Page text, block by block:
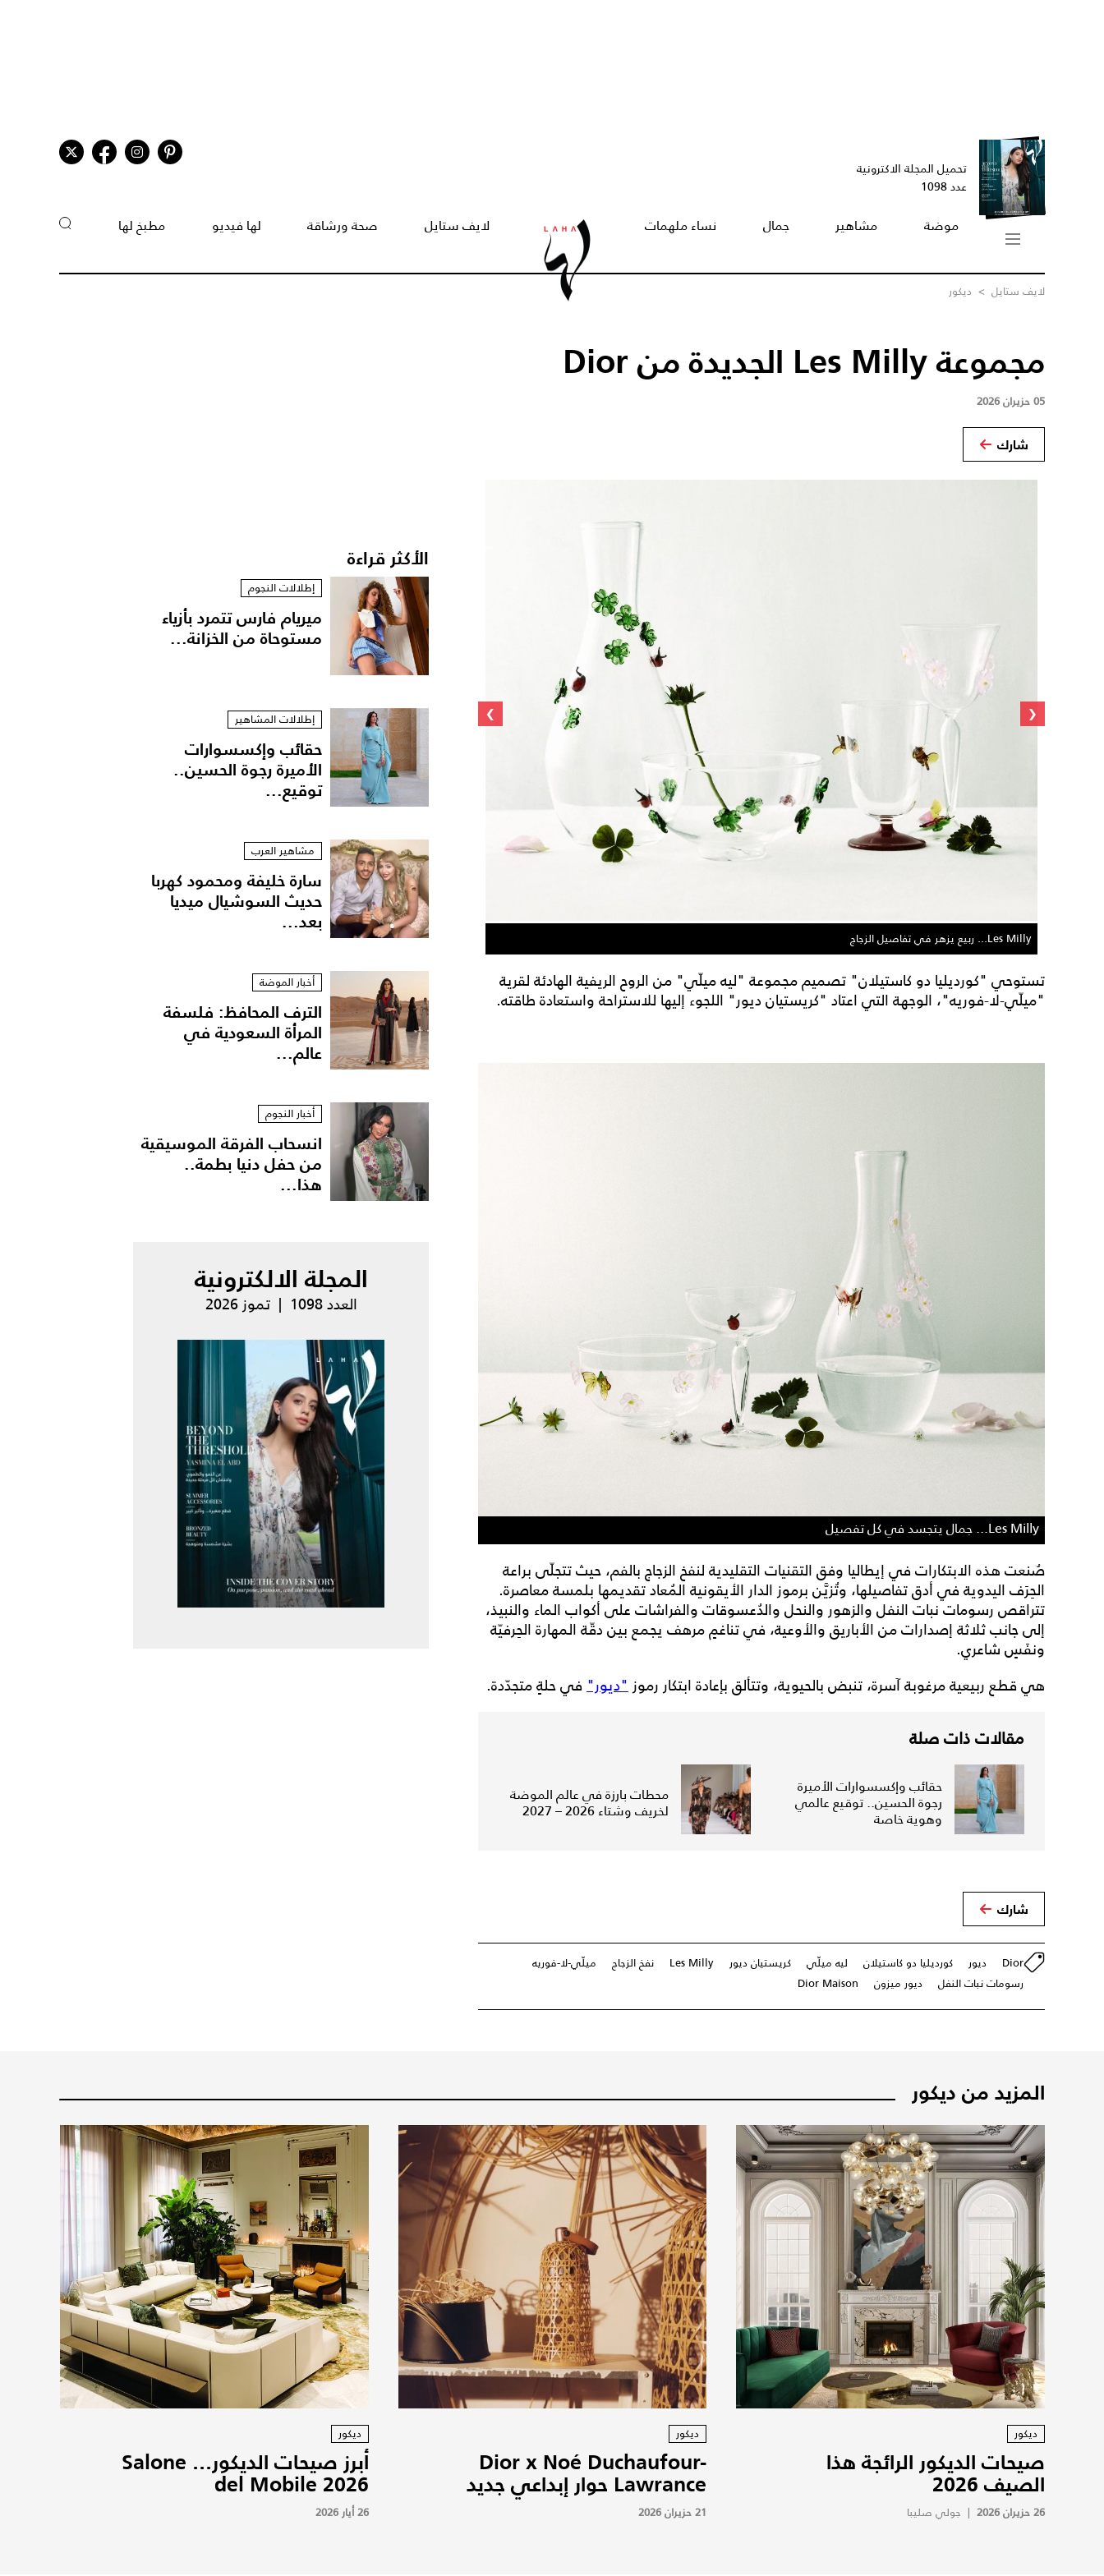
تحميل المجلة الاكترونية
عدد 1098
موضة مشاهير جمال نساء ملهمات لايف ستايل صحة ورشاقة لها فيديو مطبخ لها
لايف ستايل > ديكور
مجموعة Les Milly الجديدة من Dior
05 حزيران 2026
شارك
Les Milly... ربيع يزهر في تفاصيل الزجاج براعة الحِرَف اليدوية في أدق تفاصيلها من Dior Maison
‹
›
تستوحي "كورديليا دو كاستيلان" تصميم مجموعة "ليه ميلّي" من الروح الريفية الهادئة لقرية
"ميلّي-لا-فوريه"، الوجهة التي اعتاد "كريستيان ديور" اللجوء إليها للاستراحة واستعادة طاقته.
Les Milly... جمال يتجسد في كل تفصيل
صُنعت هذه الابتكارات في إيطاليا وفق التقنيات التقليدية لنفخ الزجاج بالفم، حيث تتجلّى براعة
الحِرَف اليدوية في أدق تفاصيلها، وتُزيَّن برموز الدار الأيقونية المُعاد تقديمها بلمسة معاصرة.
تتراقص رسومات نبات النفل والزهور والنحل والدُعسوقات والفراشات على أكواب الماء والنبيذ،
إلى جانب ثلاثة إصدارات من الأباريق والأوعية، في تناغمٍ مرهف يجمع بين دقّة المهارة الحِرفيّة
ونفَسٍ شاعري.
هي قطع ربيعية مرغوبة آسرة، تنبض بالحيوية، وتتألق بإعادة ابتكار رموز "ديور" في حلةٍ متجدّدة.
مقالات ذات صلة
حقائب وإكسسوارات الأميرة
رجوة الحسين.. توقيع عالمي
وهوية خاصة
محطات بارزة في عالم الموضة
لخريف وشتاء 2026 – 2027
شارك
Dior ديور كورديليا دو كاستيلان ليه ميلّي كريستيان ديور Les Milly نفخ الزجاج
ميلّي-لا-فوريه
رسومات نبات النفل
ديور ميزون Dior Maison
الأكثر قراءة
إطلالات النجوم
ميريام فارس تتمرد بأزياء
مستوحاة من الخزانة...
إطلالات المشاهير
حقائب وإكسسوارات
الأميرة رجوة الحسين..
توقيع...
مشاهير العرب
سارة خليفة ومحمود كهربا
حديث السوشيال ميديا
بعد...
أخبار الموضة
الترف المحافظ: فلسفة
المرأة السعودية في
عالم...
أخبار النجوم
انسحاب الفرقة الموسيقية
من حفل دنيا بطمة..
هذا...
المجلة الالكترونية
العدد 1098 | تموز 2026
المزيد من ديكور
ديكور
صيحات الديكور الرائجة هذا
الصيف 2026
26 حزيران 2026 | جولي صليبا
ديكور
Dior x Noé Duchaufour-
Lawrance حوار إبداعي جديد
21 حزيران 2026
ديكور
أبرز صيحات الديكور... Salone
del Mobile 2026
26 أيار 2026